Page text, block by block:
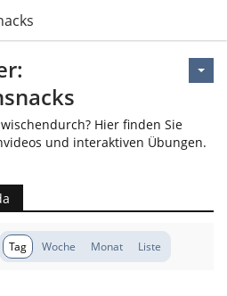
Hier finden Sie
und interaktiven Übungen.
Tag Woche Monat Liste